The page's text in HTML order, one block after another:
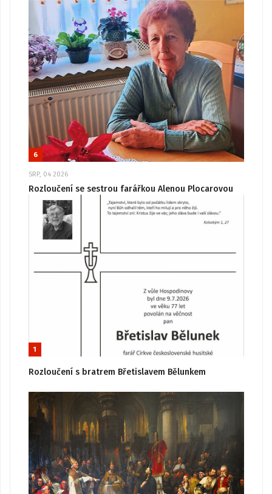
6
SRP, 04 2026
Rozloučení se sestrou farářkou Alenou Plocarovou
1
Rozloučení s bratrem Břetislavem Bělunkem